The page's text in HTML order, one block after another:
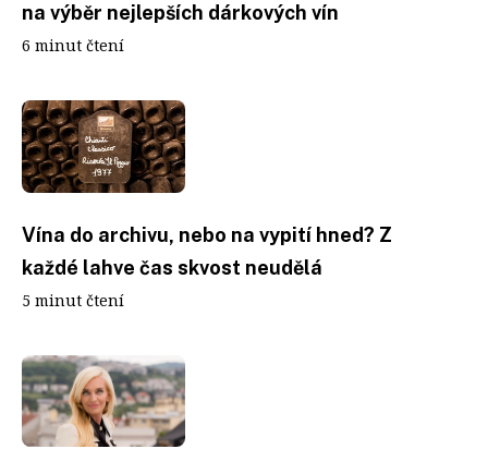
na výběr nejlepších dárkových vín
6 minut čtení
Vína do archivu, nebo na vypití hned? Z
každé lahve čas skvost neudělá
5 minut čtení